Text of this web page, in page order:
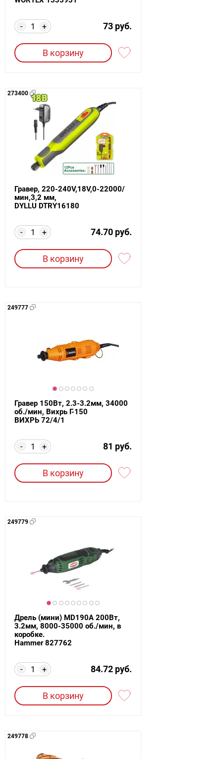
+
- 73 руб.
В корзину
273400
Гравер, 220-240V,18V,0-22000/
мин,3,2 мм,
DYLLU DTRY16180
+
- 74.70 руб.
В корзину
249777
Гравер 150Вт, 2.3-3.2мм, 34000
об./мин, Вихрь Г-150
ВИХРЬ 72/4/1
+
- 81 руб.
В корзину
249779
Дрель (мини) MD190A 200Вт,
3.2мм, 8000-35000 об./мин, в
коробке.
Hammer 827762
+
- 84.72 руб.
В корзину
249778